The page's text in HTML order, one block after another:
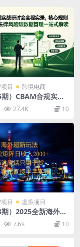
目 跨境电商
期）CBAM合规实战
程实录，核心规则申
律风险碳数据管理一
27.4K 10
目 虚拟项目
期）2025全新海外暴
操作简单，小白轻松
7.6K 10